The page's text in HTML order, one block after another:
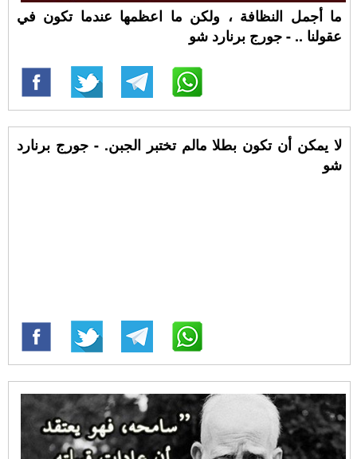
ما أجمل النظافة ، ولكن ما اعظمها عندما تكون في
عقولنا .. - جورج برنارد شو
لا يمكن أن تكون بطلا مالم تختبر الجبن. - جورج برنارد
شو